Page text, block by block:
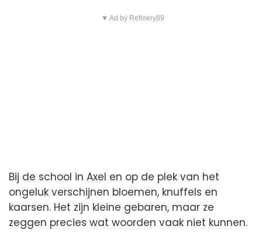
▼ Ad by Refinery89
Bij de school in Axel en op de plek van het
ongeluk verschijnen bloemen, knuffels en
kaarsen. Het zijn kleine gebaren, maar ze
zeggen precies wat woorden vaak niet kunnen.